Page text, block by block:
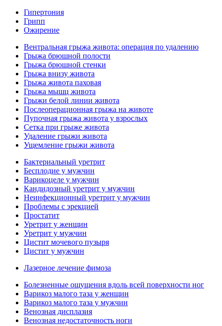
Гипертония
Грипп
Ожирение
Вентральная грыжа живота: операция по удалению
Грыжа брюшной полости
Грыжа брюшной стенки
Грыжа внизу живота
Грыжа живота паховая
Грыжа мышц живота
Грыжи белой линии живота
Послеоперационная грыжа на животе
Пупочная грыжа живота у взрослых
Сетка при грыже живота
Удаление грыжи живота
Ущемление грыжи живота
Бактериальный уретрит
Бесплодие у мужчин
Варикоцеле у мужчин
Кандидозный уретрит у мужчин
Неинфекционный уретрит у мужчин
Проблемы с эрекцией
Простатит
Уретрит у женщин
Уретрит у мужчин
Цистит мочевого пузыря
Цистит у мужчин
Лазерное лечение фимоза
Болезненные ощущения вдоль всей поверхности ног
Варикоз малого таза у женщин
Варикоз малого таза у мужчин
Венозная дисплазия
Венозная недостаточность ноги